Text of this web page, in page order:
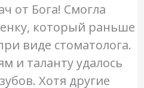
от Бога! Смогла
который раньше
виде стоматолога.
и таланту удалось
Хотя другие